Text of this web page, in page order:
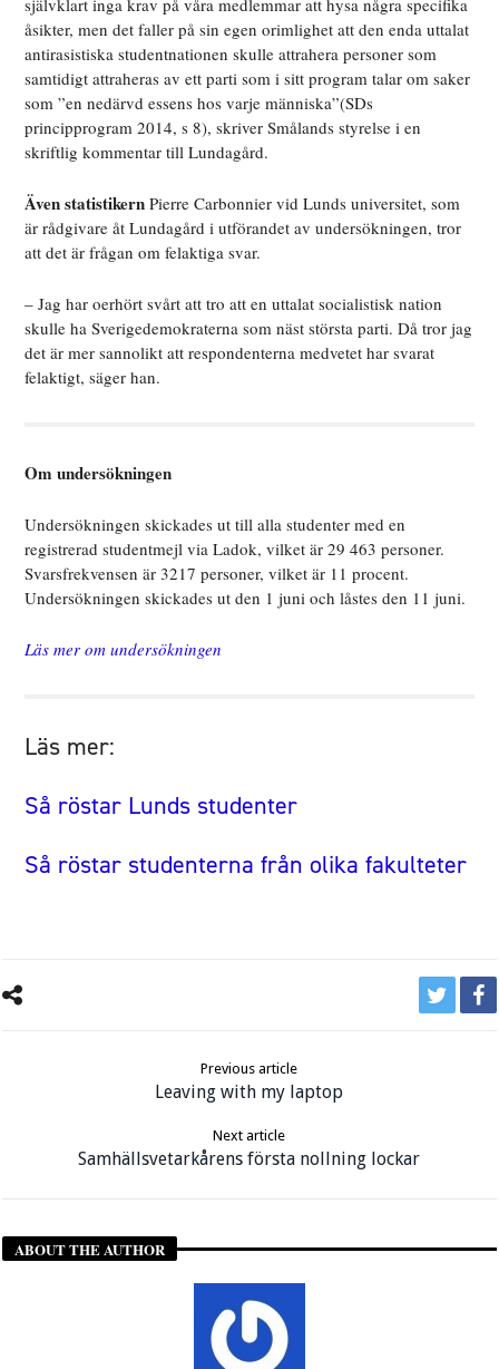
självklart inga krav på våra medlemmar att hysa några specifika
åsikter, men det faller på sin egen orimlighet att den enda uttalat
antirasistiska studentnationen skulle attrahera personer som
samtidigt attraheras av ett parti som i sitt program talar om saker
som ”en nedärvd essens hos varje människa”(SDs
principprogram 2014, s 8), skriver Smålands styrelse i en
skriftlig kommentar till Lundagård.
Även statistikern Pierre Carbonnier vid Lunds universitet, som
är rådgivare åt Lundagård i utförandet av undersökningen, tror
att det är frågan om felaktiga svar.
– Jag har oerhört svårt att tro att en uttalat socialistisk nation
skulle ha Sverigedemokraterna som näst största parti. Då tror jag
det är mer sannolikt att respondenterna medvetet har svarat
felaktigt, säger han.
Om undersökningen
Undersökningen skickades ut till alla studenter med en
registrerad studentmejl via Ladok, vilket är 29 463 personer.
Svarsfrekvensen är 3217 personer, vilket är 11 procent.
Undersökningen skickades ut den 1 juni och låstes den 11 juni.
Läs mer om undersökningen
Läs mer:
Så röstar Lunds studenter
Så röstar studenterna från olika fakulteter
Previous article
Leaving with my laptop
Next article
Samhällsvetarkårens första nollning lockar
ABOUT THE AUTHOR